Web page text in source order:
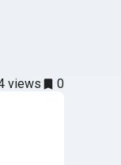
views 0